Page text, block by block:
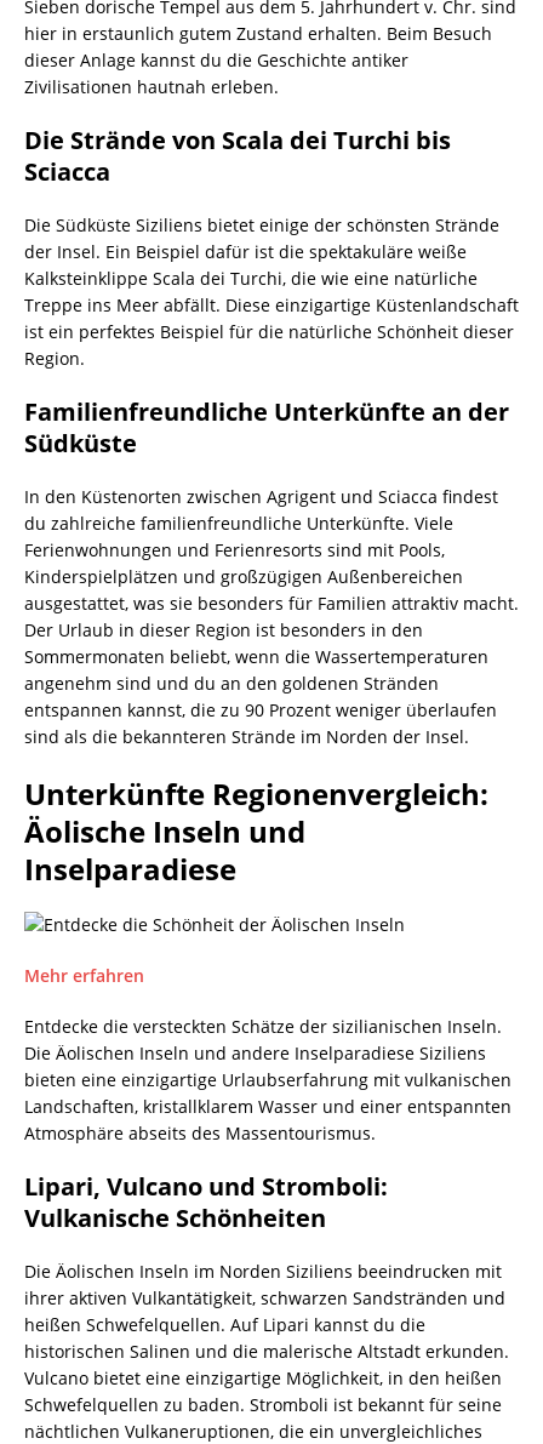
Sieben dorische Tempel aus dem 5. Jahrhundert v. Chr. sind
hier in erstaunlich gutem Zustand erhalten. Beim Besuch
dieser Anlage kannst du die Geschichte antiker
Zivilisationen hautnah erleben.
Die Strände von Scala dei Turchi bis
Sciacca
Die Südküste Siziliens bietet einige der schönsten Strände
der Insel. Ein Beispiel dafür ist die spektakuläre weiße
Kalksteinklippe Scala dei Turchi, die wie eine natürliche
Treppe ins Meer abfällt. Diese einzigartige Küstenlandschaft
ist ein perfektes Beispiel für die natürliche Schönheit dieser
Region.
Familienfreundliche Unterkünfte an der
Südküste
In den Küstenorten zwischen Agrigent und Sciacca findest
du zahlreiche familienfreundliche Unterkünfte. Viele
Ferienwohnungen und Ferienresorts sind mit Pools,
Kinderspielplätzen und großzügigen Außenbereichen
ausgestattet, was sie besonders für Familien attraktiv macht.
Der Urlaub in dieser Region ist besonders in den
Sommermonaten beliebt, wenn die Wassertemperaturen
angenehm sind und du an den goldenen Stränden
entspannen kannst, die zu 90 Prozent weniger überlaufen
sind als die bekannteren Strände im Norden der Insel.
Unterkünfte Regionenvergleich:
Äolische Inseln und
Inselparadiese
Mehr erfahren
Entdecke die versteckten Schätze der sizilianischen Inseln.
Die Äolischen Inseln und andere Inselparadiese Siziliens
bieten eine einzigartige Urlaubserfahrung mit vulkanischen
Landschaften, kristallklarem Wasser und einer entspannten
Atmosphäre abseits des Massentourismus.
Lipari, Vulcano und Stromboli:
Vulkanische Schönheiten
Die Äolischen Inseln im Norden Siziliens beeindrucken mit
ihrer aktiven Vulkantätigkeit, schwarzen Sandstränden und
heißen Schwefelquellen. Auf Lipari kannst du die
historischen Salinen und die malerische Altstadt erkunden.
Vulcano bietet eine einzigartige Möglichkeit, in den heißen
Schwefelquellen zu baden. Stromboli ist bekannt für seine
nächtlichen Vulkaneruptionen, die ein unvergleichliches